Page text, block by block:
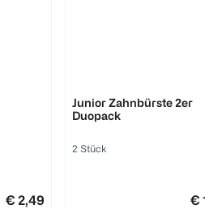
€ 2,49
Junior Zahnbürste 2er
Duopack
2 Stück
€